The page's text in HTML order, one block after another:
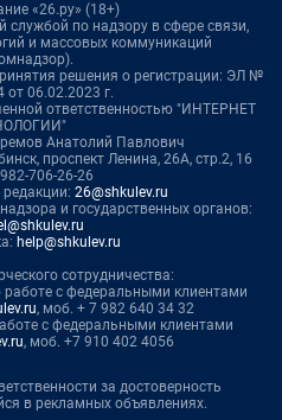
«26.ру» (18+)
службой по надзору в сфере связи,
и массовых коммуникаций
решения о регистрации: ЭЛ №
от 06.02.2023 г.
ответственностью "ИНТЕРНЕТ
Анатолий Павлович
проспект Ленина, 26А, стр.2, 16
706-26-26
26@shkulev.ru
и государственных органов:
help@shkulev.ru
сотрудничества:
с федеральными клиентами
, моб. + 7 982 640 34 32
с федеральными клиентами
, моб. +7 910 402 4056
за достоверность
в рекламных объявлениях.